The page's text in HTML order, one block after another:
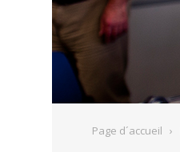
Page d´accueil ›